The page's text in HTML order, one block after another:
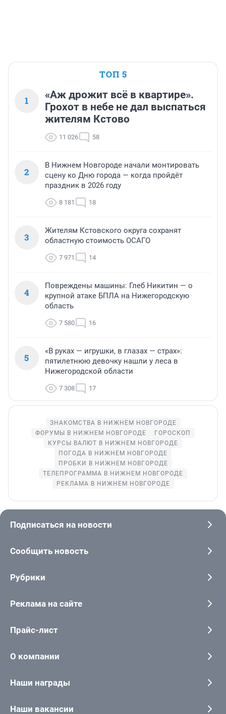
ТОП 5
1
«Аж дрожит всё в квартире».
Грохот в небе не дал выспаться
жителям Кстово
11 026 58
2
В Нижнем Новгороде начали монтировать
сцену ко Дню города — когда пройдёт
праздник в 2026 году
8 181 18
3
Жителям Кстовского округа сохранят
областную стоимость ОСАГО
7 971 14
4
Повреждены машины: Глеб Никитин — о
крупной атаке БПЛА на Нижегородскую
область
7 580 16
5
«В руках — игрушки, в глазах — страх»:
пятилетнюю девочку нашли у леса в
Нижегородской области
7 308 17
ЗНАКОМСТВА В НИЖНЕМ НОВГОРОДЕ
ФОРУМЫ В НИЖНЕМ НОВГОРОДЕ
ГОРОСКОП
КУРСЫ ВАЛЮТ В НИЖНЕМ НОВГОРОДЕ
ПОГОДА В НИЖНЕМ НОВГОРОДЕ
ПРОБКИ В НИЖНЕМ НОВГОРОДЕ
ТЕЛЕПРОГРАММА В НИЖНЕМ НОВГОРОДЕ
РЕКЛАМА В НИЖНЕМ НОВГОРОДЕ
Подписаться на новости
Сообщить новость
Рубрики
Реклама на сайте
Прайс-лист
О компании
Наши награды
Наши вакансии